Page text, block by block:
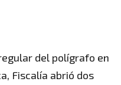
del polígrafo en
Fiscalía abrió dos